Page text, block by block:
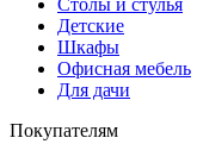
Детские
Шкафы
Офисная мебель
Для дачи
Покупателям